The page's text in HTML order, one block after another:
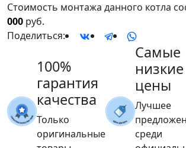
Стоимость монтажа данного котла
000 руб.
Поделиться:
100%
гарантия
качества
Только
оригинальные
Самые
низкие
цены
Лучшее
среди